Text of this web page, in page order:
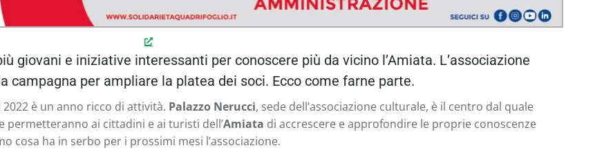
giovani e iniziative interessanti per conoscere più da vicino l’Amiata. L’associazione
campagna per ampliare la platea dei soci. Ecco come farne parte.
2022 è un anno ricco di attività. Palazzo Nerucci, sede dell’associazione culturale, è il centro dal quale
ai cittadini e ai turisti dell’Amiata di accrescere e approfondire le proprie conoscenze
cosa ha in serbo per i prossimi mesi l’associazione.